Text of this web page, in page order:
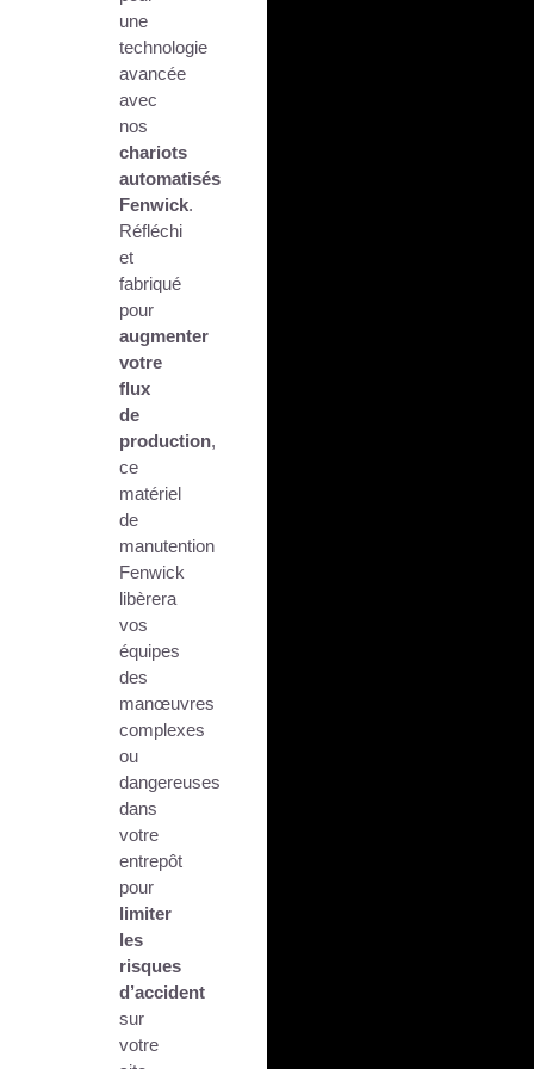
une
technologie
avancée
avec
nos
chariots
automatisés
Fenwick.
Réfléchi
et
fabriqué
pour
augmenter
votre
flux
de
production,
ce
matériel
de
manutention
Fenwick
libèrera
vos
équipes
des
manœuvres
complexes
ou
dangereuses
dans
votre
entrepôt
pour
limiter
les
risques
d’accident
sur
votre